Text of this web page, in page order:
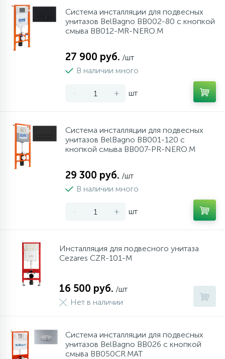
Система инсталляции для подвесных
унитазов BelBagno BB002-80 с кнопкой
смыва BB012-MR-NERO.M
27 900 руб. /шт
В наличии много
- + шт
Система инсталляции для подвесных
унитазов BelBagno BB001-120 с
кнопкой смыва BB007-PR-NERO.M
29 300 руб. /шт
В наличии много
- + шт
Инсталляция для подвесного унитаза
Cezares CZR-101-M
16 500 руб. /шт
Нет в наличии
Система инсталляции для подвесных
унитазов BelBagno BB026 с кнопкой
смыва BB050CR.MAT